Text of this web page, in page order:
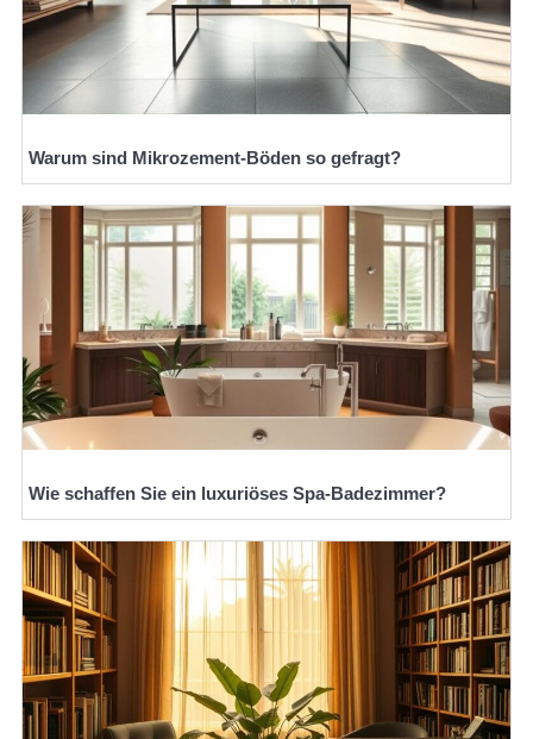
Warum sind Mikrozement-Böden so gefragt?
Wie schaffen Sie ein luxuriöses Spa-Badezimmer?